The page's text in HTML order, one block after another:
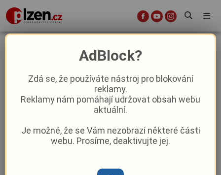
Čtvrt miliardy do školy ve Stříbře:
Stará tělocvična půjde k zemi,
nahradí ji moderní hala
Aktuality Aktuálně Z kraje
Anna Raková –10. 6. 08:19
AdBlock?
Zdá se, že používáte nástroj pro blokování
reklamy.
Reklamy nám pomáhají udržovat obsah webu
aktuální.
Je možné, že se Vám nezobrazí některé části
webu. Prosíme, deaktivujte jej.